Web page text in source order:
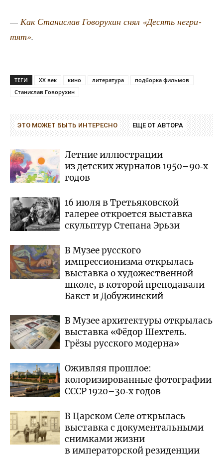
— Как Ста­ни­слав Гово­ру­хин снял «Десять негри­
тят».
ТЕГИ XX век кино литература
подборка фильмов
Станислав Говорухин
ЭТО МОЖЕТ БЫТЬ ИНТЕРЕСНО ЕЩЕ ОТ АВТОРА
Летние иллюстрации
из детских журналов 1950–90‑х
годов
16 июля в Третьяковской
галерее откроется выставка
скульптур Степана Эрьзи
В Музее русского
импрессионизма открылась
выставка о художественной
школе, в которой преподавали
Бакст и Добужинский
В Музее архитектуры открылась
выставка «Фёдор Шехтель.
Грёзы русского модерна»
Оживляя прошлое:
колоризированные фотографии
СССР 1920–30‑х годов
В Царском Селе открылась
выставка с документальными
снимками жизни
в императорской резиденции